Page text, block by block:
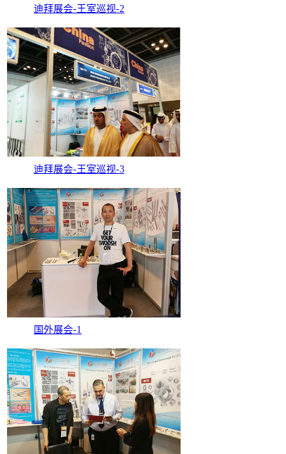
迪拜展会-王室巡视-2
迪拜展会-王室巡视-3
国外展会-1